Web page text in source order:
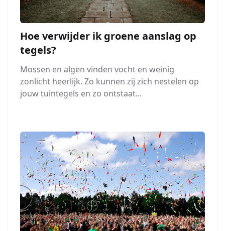
Hoe verwijder ik groene aanslag op
tegels?
Mossen en algen vinden vocht en weinig
zonlicht heerlijk. Zo kunnen zij zich nestelen op
jouw tuintegels en zo ontstaat...